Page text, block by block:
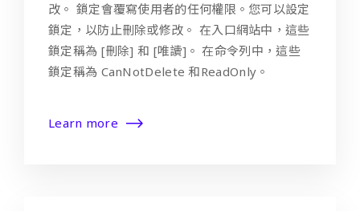
改。 鎖定會覆寫使用者的任何權限。您可以設定
鎖定，以防止刪除或修改。 在入口網站中，這些
鎖定稱為 [刪除] 和 [唯讀]。 在命令列中，這些
鎖定稱為 CanNotDelete 和ReadOnly。
Learn more